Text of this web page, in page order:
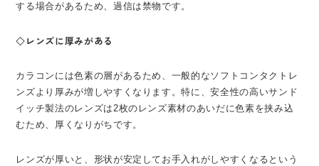
する場合があるため、過信は禁物です。
◇レンズに厚みがある
カラコンには色素の層があるため、一般的なソフトコンタクトレ
ンズより厚みが増しやすくなります。特に、安全性の高いサンド
イッチ製法のレンズは2枚のレンズ素材のあいだに色素を挟み込
むため、厚くなりがちです。
レンズが厚いと、形状が安定してお手入れがしやすくなるという